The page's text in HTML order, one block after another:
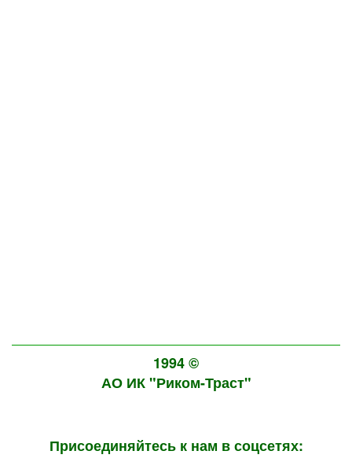
1994 ©
АО ИК "Риком-Траст"
Присоединяйтесь к нам в соцсетях: